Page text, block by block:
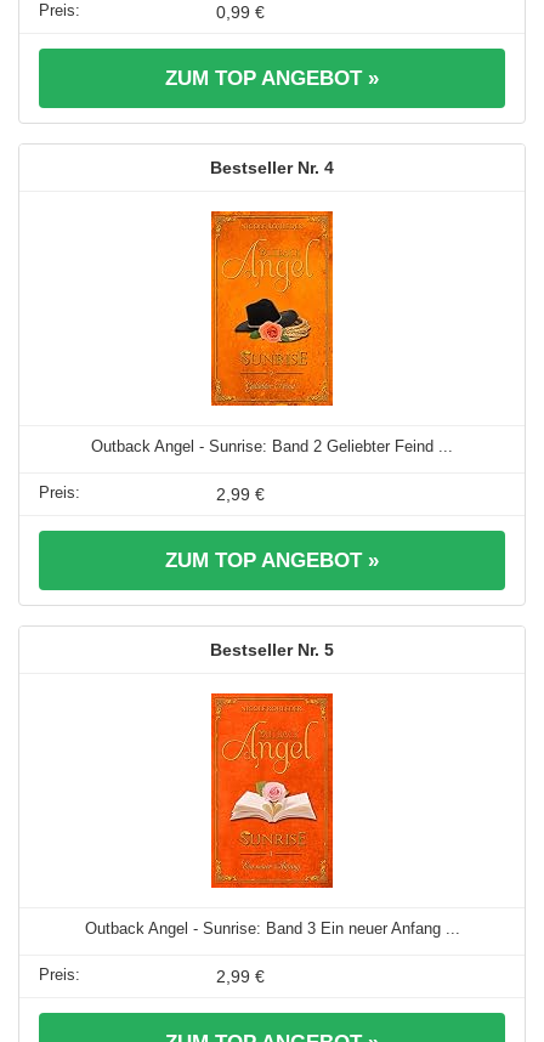
0,99 €
ZUM TOP ANGEBOT »
4
Outback Angel - Sunrise: Band 2 Geliebter Feind ...
2,99 €
ZUM TOP ANGEBOT »
5
Outback Angel - Sunrise: Band 3 Ein neuer Anfang ...
2,99 €